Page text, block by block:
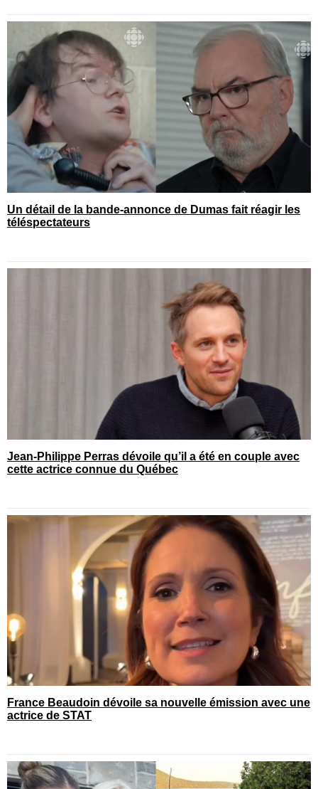
Un détail de la bande-annonce de Dumas fait réagir les
téléspectateurs
Jean-Philippe Perras dévoile qu’il a été en couple avec
cette actrice connue du Québec
France Beaudoin dévoile sa nouvelle émission avec une
actrice de STAT